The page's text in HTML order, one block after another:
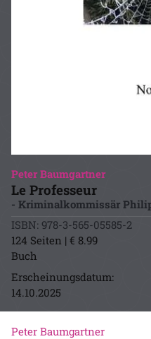
Peter Baumgartner
Le Professeur
- Kriminalkommissär
ISBN: 978-3-565-05585-2
124 Seiten | € 8.99
Buch
Erscheinungsdatum:
14.10.2025
Peter Baumgartner